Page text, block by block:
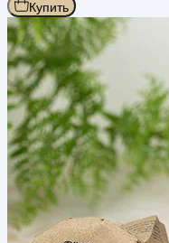
Купить